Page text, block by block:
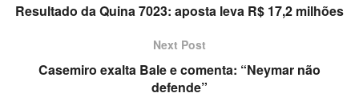
Resultado da Quina 7023: aposta leva R$ 17,2 milhões
Next Post
Casemiro exalta Bale e comenta: “Neymar não
defende”